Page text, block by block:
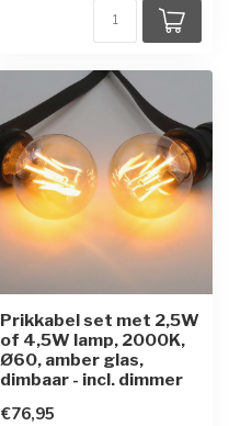
Prikkabel set met 2,5W
of 4,5W lamp, 2000K,
Ø60, amber glas,
dimbaar - incl. dimmer
€76,95